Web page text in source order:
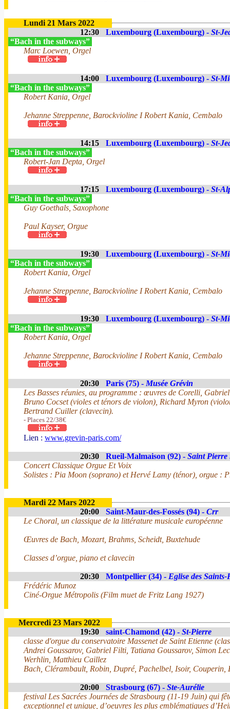
Lundi 21 Mars 2022
12:30
Luxembourg (Luxembourg) - St-
“Bach in the subways”
Marc Loewen, Orgel
14:00 Luxembourg (Luxembourg) - St-
“Bach in the subways”
Robert Kania, Orgel
Jehanne Streppenne, Barockvioline I Robert Kania, Cembalo
14:15 Luxembourg (Luxembourg) - St-
“Bach in the subways”
Robert-Jan Depta, Orgel
17:15 Luxembourg (Luxembourg) - St-
“Bach in the subways”
Guy Goethals, Saxophone
Paul Kayser, Orgue
19:30 Luxembourg (Luxembourg) - St-
“Bach in the subways”
Robert Kania, Orgel
Jehanne Streppenne, Barockvioline I Robert Kania, Cembalo
19:30 Luxembourg (Luxembourg) - St-
“Bach in the subways”
Robert Kania, Orgel
Jehanne Streppenne, Barockvioline I Robert Kania, Cembalo
20:30 Paris (75) - Musée Grévin
Les Basses réunies, au programme : œuvres de Corelli,
Bruno Cocset (violes et ténors de violon), Richard Myron
Bertrand Cuiller (clavecin).
- Places 22/38€
Lien : www.grevin-paris.com/
20:30 Rueil-Malmaison (92) - Saint Pierre
Concert Classique Orgue Et Voix
Solistes : Pia Moon (soprano) et Hervé Lamy (ténor), orgue :
Mardi 22 Mars 2022
20:00
Saint-Maur-des-Fossés (94) - Crr
Le Choral, un classique de la littérature musicale européenne
Œuvres de Bach, Mozart, Brahms, Scheidt, Buxtehude
Classes d’orgue, piano et clavecin
20:30 Montpellier (34) - Eglise des
Frédéric Munoz
Ciné-Orgue Métropolis (Film muet de Fritz Lang 1927)
Mercredi 23 Mars 2022
19:30
saint-Chamond (42) - St-Pierre
classe d'orgue du conservatoire Massenet de Saint Etienne
Andrei Goussarov, Gabriel Filti, Tatiana Goussarov, Simon
Werhlin, Matthieu Caillez
Bach, Clérambault, Robin, Dupré, Pachelbel, Isoir, Couperin,
20:00 Strasbourg (67) - Ste-Aurélie
festival Les Sacrées Journées de Strasbourg (11-19 Juin) qui
exceptionnel et unique, d’oeuvres les plus emblématiques